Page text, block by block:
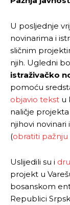
U posljednje
novinarima i
sličnim
njih. Ugledni
istraživačko
pomoću
objavio tekst u
naličje projekta
njihovi novinari
(obratiti pažnju
Uslijedili su i
projekt u
bosanskom
Republici